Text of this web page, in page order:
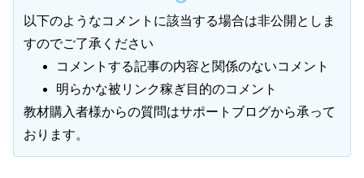
以下のようなコメントに該当する場合は非公開としま
すのでご了承ください
コメントする記事の内容と関係のないコメント
明らかな被リンク稼ぎ目的のコメント
教材購入者様からの質問はサポートブログから承って
おります。